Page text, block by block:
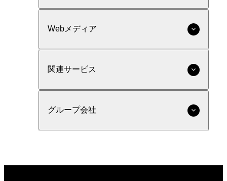
Webメディア
関連サービス
グループ会社